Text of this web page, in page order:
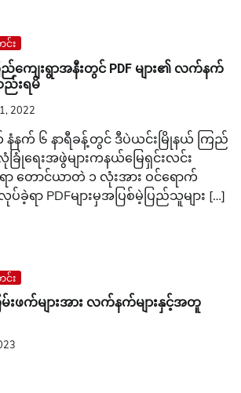
း
ကျေးရွာအနီးတွင် PDF များ၏ လက်နက်
ည်းရမိ
2022
နက် ၆ နာရီခန့်တွင် ဒီပဲယင်းမြိုနယ် ကြည်
ြုံရေးအဖွဲများကနယ်မြေရှင်းလင်း
တောင်ယာတဲ ၁ လုံးအား ဝင်ရောက်
ပ်ခဲ့ရာ PDFများမှအပြစ်မဲ့ပြည်သူများ […]
း
းဖက်များအား လက်နက်များနှင့်အတူ